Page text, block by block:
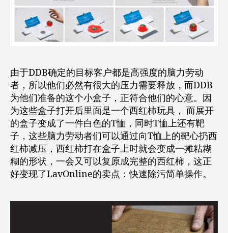
由于DDB确定的目标客户都是高强度的脑力劳动
者，所以他们必然有很大的压力需要释放，而DDB
为他们准备的这个小盒子，正符合他们的心意。因
为这些盒子打开后里面是一个西红柿玩具， 而展开
的盒子变成了一件白色的T恤，同时T恤上还有靶
子，这些脑力劳动者们可以通过向T恤上的靶心扔西
红柿减压，西红柿打在盒子上时就会变成一摊粘糊
糊的形状，一会又可以复原成完整的西红柿，这正
好变现了LavOnline的卖点：快速除污简单操作。